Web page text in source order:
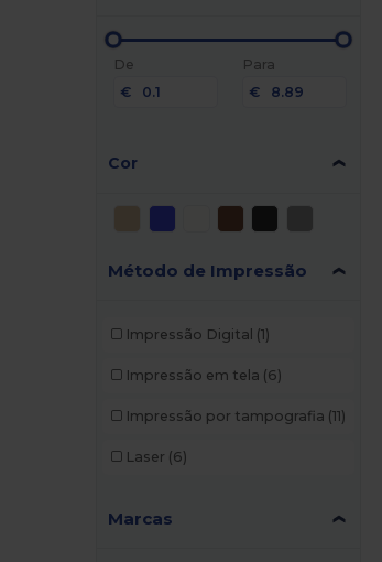
De
€
Para
€
Cor
Método de Impressão
Impressão Digital (1)
Impressão em tela (6)
Impressão por tampografia (11)
Laser (6)
Marcas